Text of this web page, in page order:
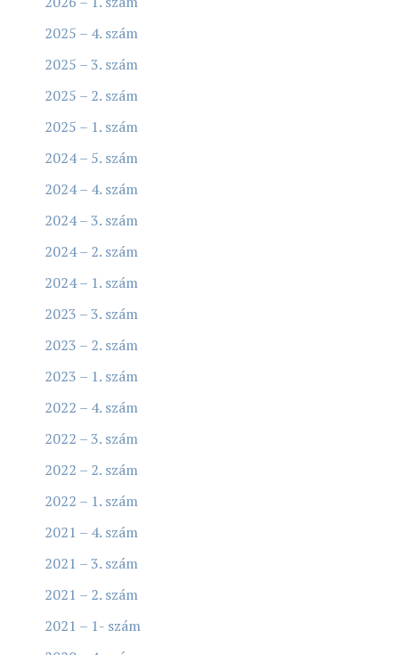
2025 – 4. szám
2025 – 3. szám
2025 – 2. szám
2025 – 1. szám
2024 – 5. szám
2024 – 4. szám
2024 – 3. szám
2024 – 2. szám
2024 – 1. szám
2023 – 3. szám
2023 – 2. szám
2023 – 1. szám
2022 – 4. szám
2022 – 3. szám
2022 – 2. szám
2022 – 1. szám
2021 – 4. szám
2021 – 3. szám
2021 – 2. szám
2021 – 1- szám